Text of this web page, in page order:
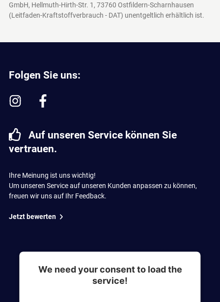
GmbH, Hellmuth-Hirth-Str. 1, 73760 Ostfildern-Scharnhausen
(Leitfaden-Kraftstoffverbrauch - DAT) unentgeltlich erhältlich ist.
Folgen Sie uns:
Auf unseren Service können Sie
vertrauen.
Ihre Meinung ist uns wichtig!
Um unseren Service auf unseren Kunden anpassen zu können,
freuen wir uns auf Ihr Feedback.
Jetzt bewerten
We need your consent to load the
service!